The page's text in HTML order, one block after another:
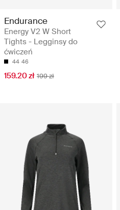
Endurance
Energy V2 W Short
Tights - Legginsy do
ćwiczeń
44 46
159.20 zł 199 zł